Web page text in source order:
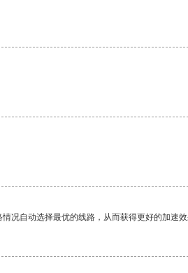
况自动选择最优的线路，从而获得更好的加速效